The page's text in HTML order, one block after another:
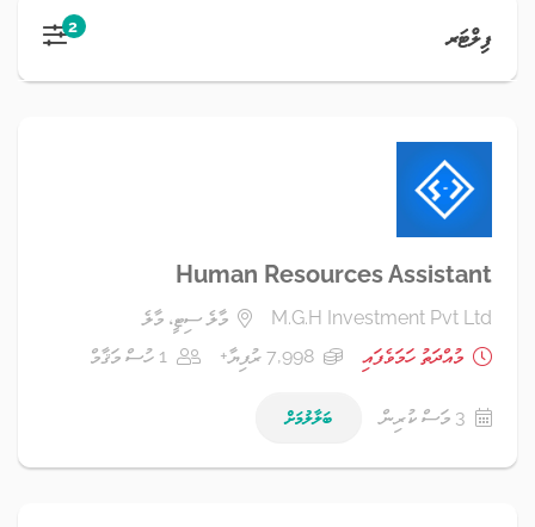
ފިލްޓަރ 2
Human Resources Assistant
M.G.H Investment Pvt Ltd
މާލެ ސިޓީ، މާލެ
މުއްދަތު ހަމަވެފައި
7,998 ރުފިޔާ+ 1 ހުސް މަޤާމް
3 މަސް ކުރިން ބަލާލުމަށް